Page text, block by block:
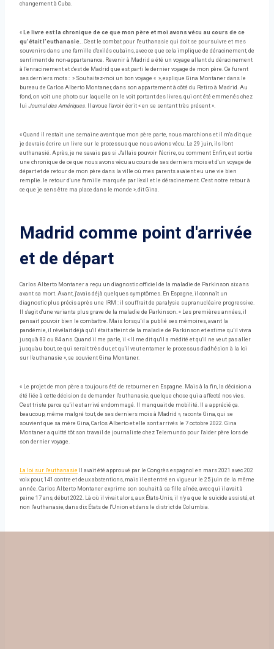
changement à Cuba.
« Le livre est la chronique de ce que mon père et moi avons vécu au cours de ce
qu’était l’euthanasie.. C'est le combat pour l'euthanasie qui doit se poursuivre et mes
souvenirs dans une famille d'exilés cubains, avec ce que cela implique de déracinement, de
sentiment de non-appartenance. Revenir à Madrid a été un voyage allant du déracinement
à l'enracinement et c'est de Madrid que est parti le dernier voyage de mon père. Ce furent
ses derniers mots : » Souhaitez-moi un bon voyage « », explique Gina Montaner dans le
bureau de Carlos Alberto Montaner, dans son appartement à côté du Retiro à Madrid. Au
fond, on voit une photo sur laquelle on le voit portant des livres, qui ont été emmenés chez
lui Journal des Amériques. Il avoue l'avoir écrit « en se sentant très présent ».
« Quand il restait une semaine avant que mon père parte, nous marchions et il m'a dit que
je devrais écrire un livre sur le processus que nous avions vécu. Le 29 juin, ils l'ont
euthanasié. Après, je ne savais pas si J'allais pouvoir l'écrire, ou comment Enfin, est sortie
une chronique de ce que nous avons vécu au cours de ses derniers mois et d'un voyage de
départ et de retour de mon père dans la ville où mes parents avaient eu une vie bien
remplie. le retour d'une famille marquée par l'exil et le déracinement. C'est notre retour à
ce que je sens être ma place dans le monde », dit Gina.
Madrid comme point d'arrivée
et de départ
Carlos Alberto Montaner a reçu un diagnostic officiel de la maladie de Parkinson six ans
avant sa mort. Avant, j'avais déjà quelques symptômes. En Espagne, il connaît un
diagnostic plus précis après une IRM : il souffrait de paralysie supranucléaire progressive.
Il s'agit d'une variante plus grave de la maladie de Parkinson. « Les premières années, il
pensait pouvoir bien le combattre. Mais lorsqu'il a publié ses mémoires, avant la
pandémie, il révélait déjà qu'il était atteint de la maladie de Parkinson et estime qu'il vivra
jusqu'à 83 ou 84 ans. Quand il me parle, il « Il me dit qu'il a médité et qu'il ne veut pas aller
jusqu'au bout, ce qui serait très dur, et qu'il veut entamer le processus d'adhésion à la loi
sur l'euthanasie », se souvient Gina Montaner.
« Le projet de mon père a toujours été de retourner en Espagne. Mais à la fin, la décision a
été liée à cette décision de demander l'euthanasie, quelque chose qui a affecté nos vies.
C'est triste parce qu'il est arrivé endommagé. Il manquait de mobilité. Il a apprécié ça.
beaucoup, même malgré tout, de ses derniers mois à Madrid », raconte Gina, qui se
souvient que sa mère Gina, Carlos Alberto et elle sont arrivés le 7 octobre 2022. Gina
Montaner a quitté tôt son travail de journaliste chez Telemundo pour l'aider père lors de
son dernier voyage.
La loi sur l'euthanasie Il avait été approuvé par le Congrès espagnol en mars 2021 avec 202
voix pour, 141 contre et deux abstentions, mais il est entré en vigueur le 25 juin de la même
année. Carlos Alberto Montaner exprime son souhait à sa fille aînée, avec qui il avait à
peine 17 ans, début 2022. Là où il vivait alors, aux États-Unis, il n'y a que le suicide assisté, et
non l'euthanasie, dans dix États de l'Union et dans le district de Columbia.